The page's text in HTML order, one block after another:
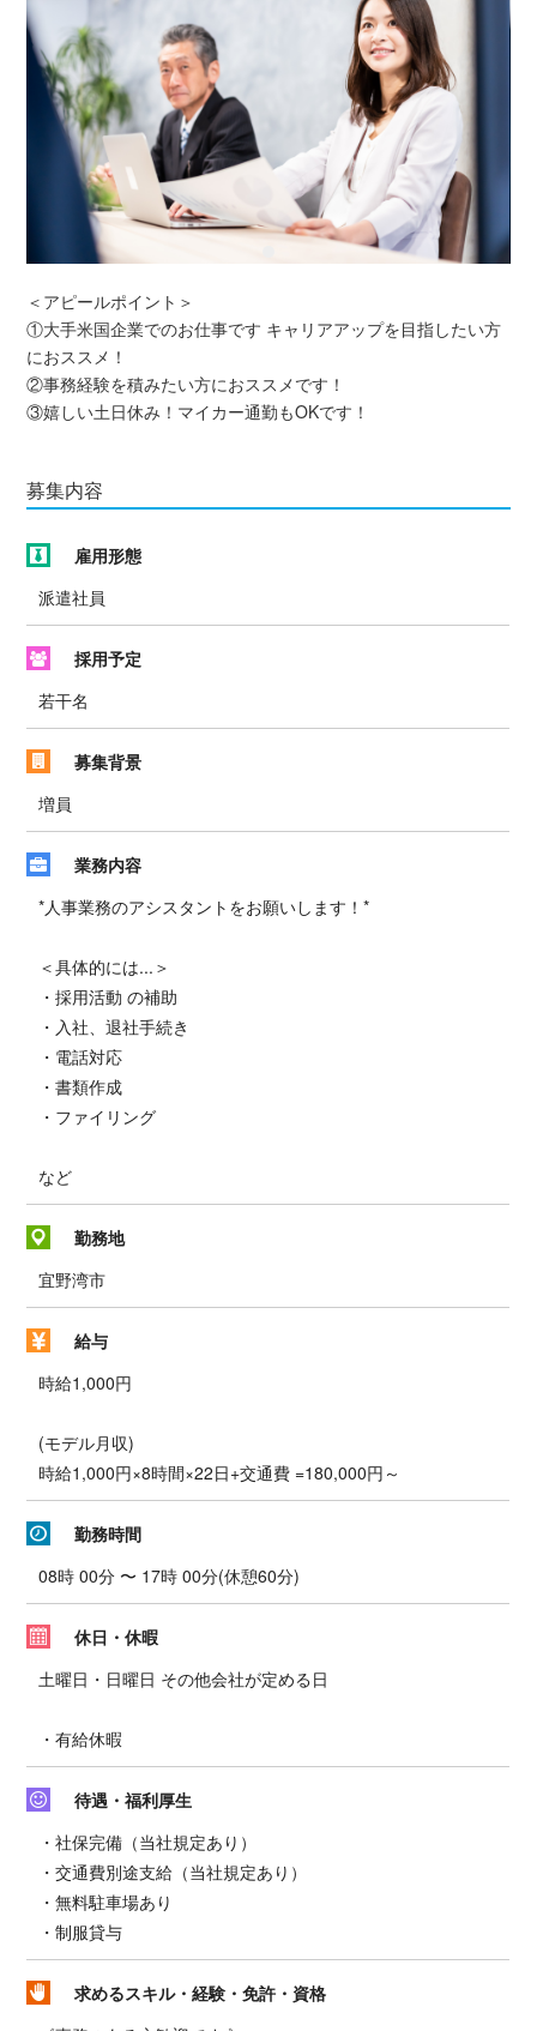
＜アピールポイント＞
①大手米国企業でのお仕事です キャリアアップを目指したい方
におススメ！
②事務経験を積みたい方におススメです！
③嬉しい土日休み！マイカー通勤もOKです！
募集内容
雇用形態
派遣社員
採用予定
若干名
募集背景
増員
業務内容
*人事業務のアシスタントをお願いします！*
＜具体的には...＞
・採用活動 の補助
・入社、退社手続き
・電話対応
・書類作成
・ファイリング
など
勤務地
宜野湾市
給与
時給1,000円
(モデル月収)
時給1,000円×8時間×22日+交通費 =180,000円～
勤務時間
08時 00分 〜 17時 00分(休憩60分)
休日・休暇
土曜日・日曜日 その他会社が定める日
・有給休暇
待遇・福利厚生
・社保完備（当社規定あり）
・交通費別途支給（当社規定あり）
・無料駐車場あり
・制服貸与
求めるスキル・経験・免許・資格